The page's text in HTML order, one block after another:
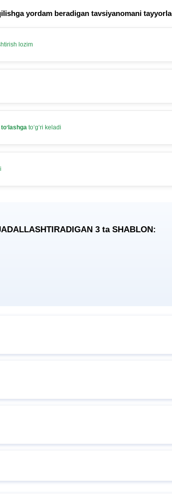
yordam beradigan tavsiyanomani
lozim
toʻgʻri keladi
3 taSHABLON: